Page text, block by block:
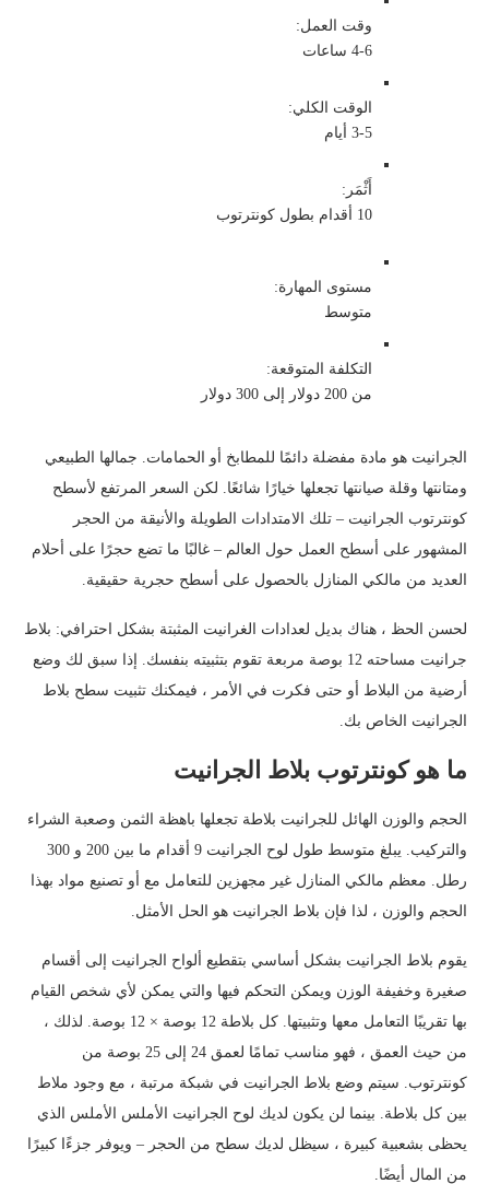
وقت العمل:
4-6 ساعات
الوقت الكلي:
3-5 أيام
أَثْمَر:
10 أقدام بطول كونترتوب
مستوى المهارة:
متوسط
التكلفة المتوقعة:
من 200 دولار إلى 300 دولار
الجرانيت هو مادة مفضلة دائمًا للمطابخ أو الحمامات. جمالها الطبيعي
ومتانتها وقلة صيانتها تجعلها خيارًا شائعًا. لكن السعر المرتفع لأسطح
كونترتوب الجرانيت – تلك الامتدادات الطويلة والأنيقة من الحجر
المشهور على أسطح العمل حول العالم – غالبًا ما تضع حجرًا على أحلام
العديد من مالكي المنازل بالحصول على أسطح حجرية حقيقية.
لحسن الحظ ، هناك بديل لعدادات الغرانيت المثبتة بشكل احترافي: بلاط
جرانيت مساحته 12 بوصة مربعة تقوم بتثبيته بنفسك. إذا سبق لك وضع
أرضية من البلاط أو حتى فكرت في الأمر ، فيمكنك تثبيت سطح بلاط
الجرانيت الخاص بك.
ما هو كونترتوب بلاط الجرانيت
الحجم والوزن الهائل للجرانيت بلاطة تجعلها باهظة الثمن وصعبة الشراء
والتركيب. يبلغ متوسط ​​طول لوح الجرانيت 9 أقدام ما بين 200 و 300
رطل. معظم مالكي المنازل غير مجهزين للتعامل مع أو تصنيع مواد بهذا
الحجم والوزن ، لذا فإن بلاط الجرانيت هو الحل الأمثل.
يقوم بلاط الجرانيت بشكل أساسي بتقطيع ألواح الجرانيت إلى أقسام
صغيرة وخفيفة الوزن ويمكن التحكم فيها والتي يمكن لأي شخص القيام
بها تقريبًا التعامل معها وتثبيتها. كل بلاطة 12 بوصة × 12 بوصة. لذلك ،
من حيث العمق ، فهو مناسب تمامًا لعمق 24 إلى 25 بوصة من
كونترتوب. سيتم وضع بلاط الجرانيت في شبكة مرتبة ، مع وجود ملاط ​​
بين كل بلاطة. بينما لن يكون لديك لوح الجرانيت الأملس الأملس الذي
يحظى بشعبية كبيرة ، سيظل لديك سطح من الحجر – ويوفر جزءًا كبيرًا
من المال أيضًا.